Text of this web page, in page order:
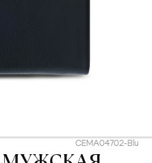
CEMA04702-Blu